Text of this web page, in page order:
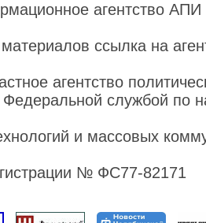
агентство
ссылка на
агентство
Федеральной службой по
и массовых
№ ФС77-82171